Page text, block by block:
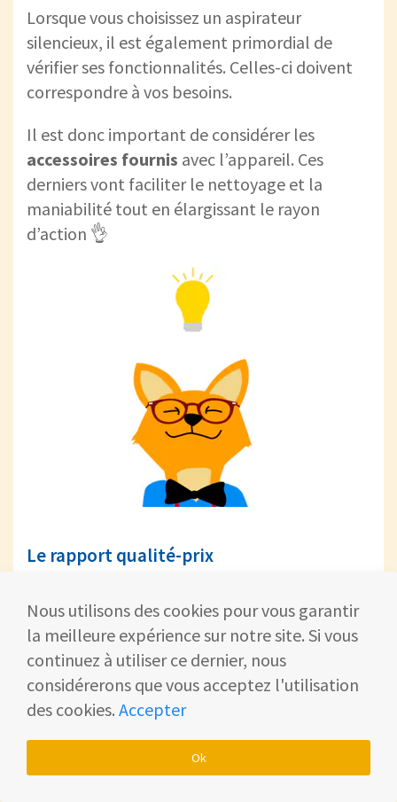
Lorsque vous choisissez un aspirateur
silencieux, il est également primordial de
vérifier ses fonctionnalités. Celles-ci doivent
correspondre à vos besoins.
Il est donc important de considérer les
accessoires fournis avec l’appareil. Ces
derniers vont faciliter le nettoyage et la
maniabilité tout en élargissant le rayon
d’action 👌
Le rapport qualité-prix
budgetet les performances. Un aspirateur
silencieux et puissant n’est pas
nécessairement cher ! 💰
Ce type d’appareil est un investissement sur le
long terme. S’il est de bonne qualité, il durera
pendant de nombreuses années.​
Nous utilisons des cookies pour vous garantir
la meilleure expérience sur notre site. Si vous
continuez à utiliser ce dernier, nous
considérerons que vous acceptez l'utilisation
des cookies. Accepter
Ok